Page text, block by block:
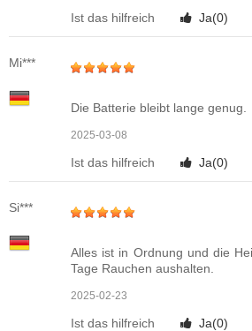
Ist das hilfreich Ja(0)
Mi***
Die Batterie bleibt lange genug.
2025-03-08
Ist das hilfreich Ja(0)
Si***
Alles ist in Ordnung und die
Tage Rauchen aushalten.
2025-02-23
Ist das hilfreich Ja(0)